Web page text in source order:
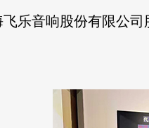
飞乐音响股份有限公